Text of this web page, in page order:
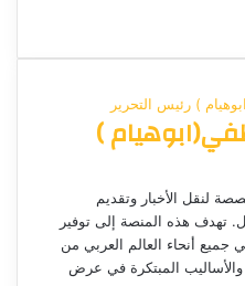
ل
ر
د
إ
ل
ك
ت
)
لنقل الأخبار وتقديم
تهدف هذه المنصة إلى توفير
جميع أنحاء العالم العربي من
والأساليب المبتكرة في عرض